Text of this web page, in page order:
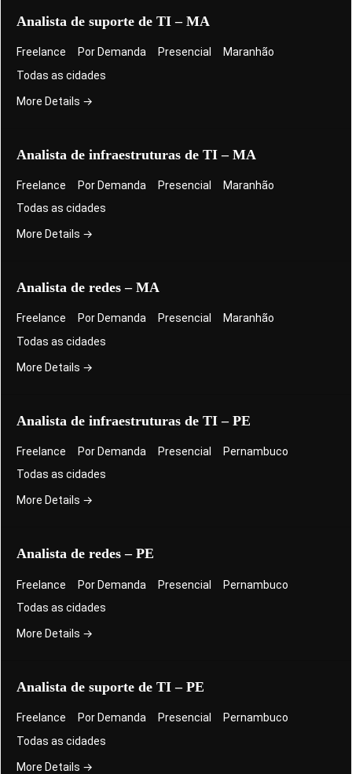
Analista de suporte de TI – MA
Freelance Por Demanda Presencial
Maranhão
Todas as cidades
More Details
Analista de infraestruturas de TI – MA
Freelance Por Demanda Presencial
Maranhão
Todas as cidades
More Details
Analista de redes – MA
Freelance Por Demanda Presencial
Maranhão
Todas as cidades
More Details
Analista de infraestruturas de TI – PE
Freelance Por Demanda Presencial
Pernambuco
Todas as cidades
More Details
Analista de redes – PE
Freelance Por Demanda Presencial
Pernambuco
Todas as cidades
More Details
Analista de suporte de TI – PE
Freelance Por Demanda Presencial
Pernambuco
Todas as cidades
More Details